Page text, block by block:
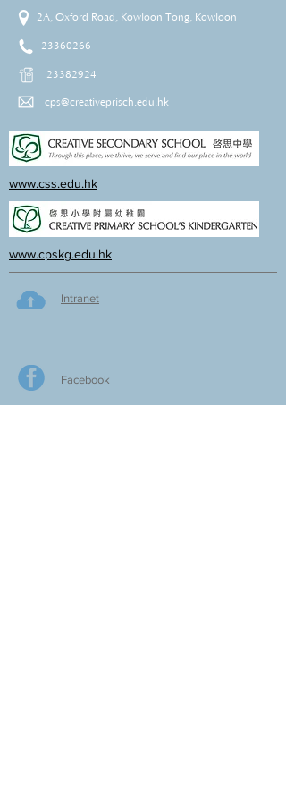
2A, Oxford Road, Kowloon Tong, Kowloon
23360266
23382924
cps@creativeprisch.edu.hk
www.css.edu.hk
www.cpskg.edu.hk
Intranet
Facebook